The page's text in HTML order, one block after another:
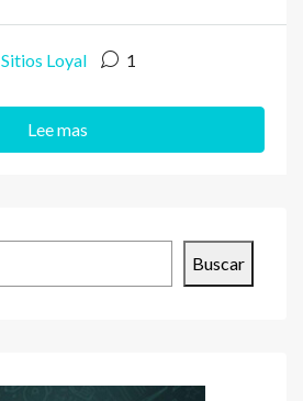
Sitios Loyal 1
Lee mas
Buscar